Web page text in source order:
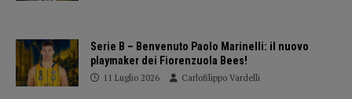
Serie B – Benvenuto Paolo Marinelli: il nuovo
playmaker dei Fiorenzuola Bees!
11 Luglio 2026 Carlofilippo Vardelli